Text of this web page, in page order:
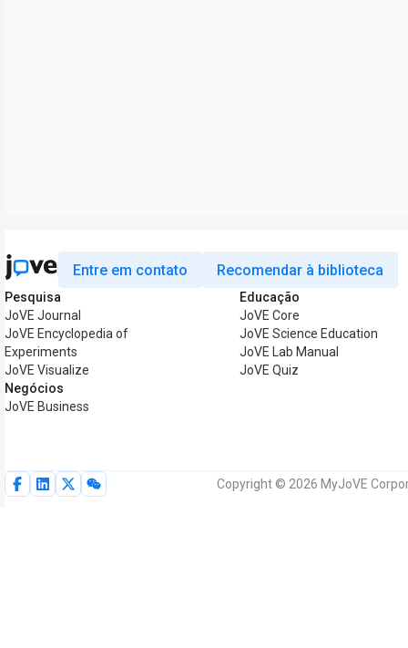
Entre em contato Recomendar à biblioteca
Pesquisa
JoVE Journal
JoVE Encyclopedia of
Experiments
JoVE Visualize
Negócios
JoVE Business
Educação
JoVE Core
JoVE Science Education
JoVE Lab Manual
JoVE Quiz
Copyright © 2026 MyJoVE